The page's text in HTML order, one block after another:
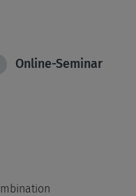
Online-Seminar